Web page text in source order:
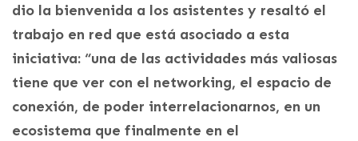
dio la bienvenida a los asistentes y resaltó el
trabajo en red que está asociado a esta
iniciativa: “una de las actividades más valiosas
tiene que ver con el networking, el espacio de
conexión, de poder interrelacionarnos, en un
ecosistema que finalmente en el